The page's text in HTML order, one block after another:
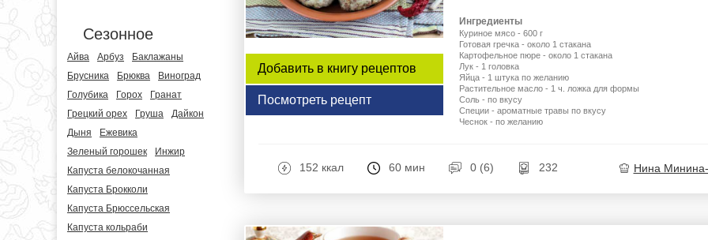
Сезонное
Айва Арбуз
Баклажаны
Брусника
Брюква
Виноград
Голубика
Горох
Гранат
Грецкий орех
Груша
Дайкон
Дыня
Ежевика
Зеленый горошек
Инжир
Капуста белокочанная
Капуста Брокколи
Капуста Брюссельская
Капуста кольраби
Добавить в книгу рецептов
Посмотреть рецепт
Ингредиенты
Куриное мясо - 600 г
Готовая гречка - около 1 стакана
Картофельное пюре - около 1 стакана
Лук - 1 головка
Яйца - 1 штука по желанию
Растительное масло - 1 ч. ложка для формы
Соль - по вкусу
Специи - ароматные травы по вкусу
Чеснок - по желанию
152 ккал 60 мин 0 (6) 232 Нина